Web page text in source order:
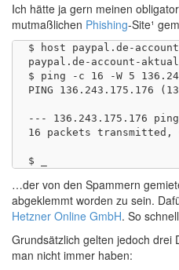
Ich hätte ja gern meinen
mutmaßlichen Phishing-Site¹
$ host paypal.de-
paypal.de-account-
$ ping -c 16 -W 5
PING 136.243.175.176
--- 136.243.175.176
16 packets transmitted,
…der von den Spammern
abgeklemmt worden zu sein.
Hetzner Online GmbH. So
Grundsätzlich gelten jedoch drei
man nicht immer haben: